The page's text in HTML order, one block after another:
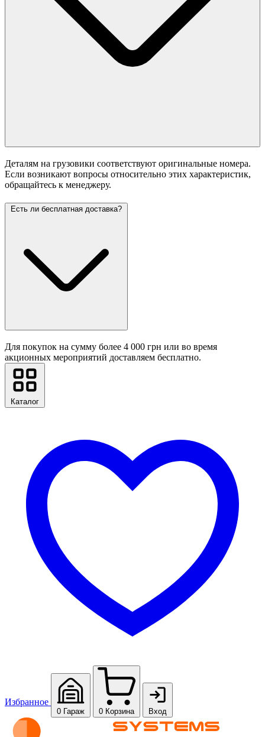
Деталям на грузовики соответствуют оригинальные номера.
Если возникают вопросы относительно этих характеристик,
обращайтесь к менеджеру.
Есть ли бесплатная доставка?
Для покупок на сумму более 4 000 грн или во время
акционных мероприятий доставляем бесплатно.
Каталог
Избранное
0 Гараж 0 Корзина Вход